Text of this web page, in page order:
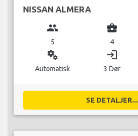
NISSAN ALMERA
group
5
business_center
4
miscellaneous_services
Automatisk
login
3 Dør
SE DETALJER...